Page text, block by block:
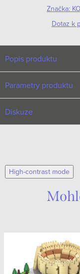
Značka:
Dotaz k
Popis produktu
Parametry produktu
Diskuze
High-contrast mode